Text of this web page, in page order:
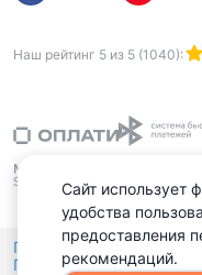
Наш рейтинг 5 из 5 (1040):
Политика
Политика обработки
Сайт использует
удобства
предоставления
рекомендаций.